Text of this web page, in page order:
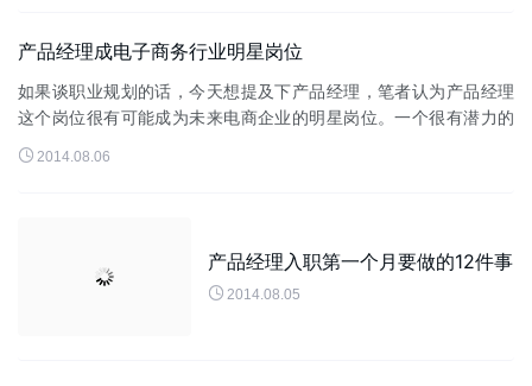
产品经理成电子商务行业明星岗位
如果谈职业规划的话，今天想提及下产品经理，笔者认为产品经理
这个岗位很有可能成为未来电商企业的明星岗位。一个很有潜力的
职业，含金量可见一斑。从笔者接触到国内前几名大型B2C电子商
务企业的产品经理来看，产...
 2014.08.06
产品经理入职第一个月要做的12件事
 2014.08.05